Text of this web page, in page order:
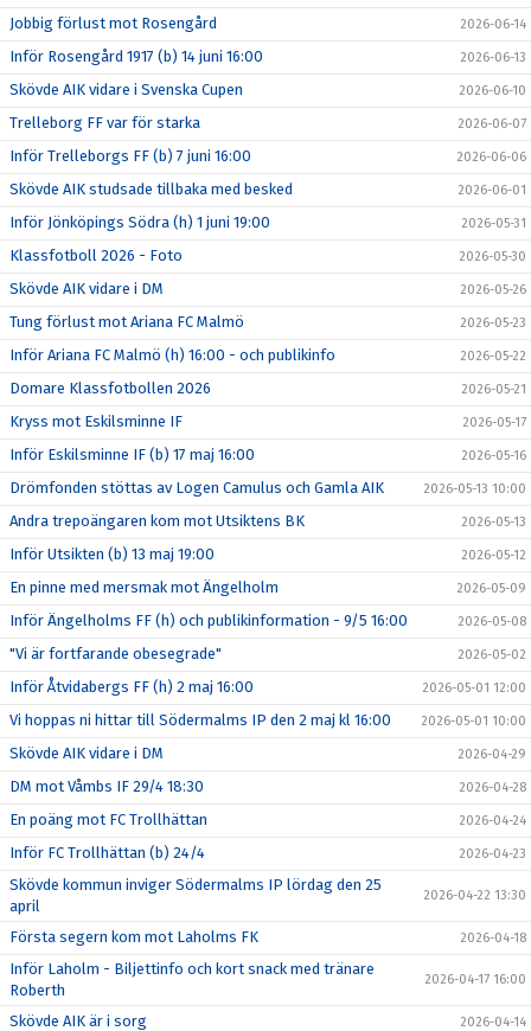
Jobbig förlust mot Rosengård 2026-06-14
Inför Rosengård 1917 (b) 14 juni 16:00 2026-06-13
Skövde AIK vidare i Svenska Cupen 2026-06-10
Trelleborg FF var för starka 2026-06-07
Inför Trelleborgs FF (b) 7 juni 16:00 2026-06-06
Skövde AIK studsade tillbaka med besked 2026-06-01
Inför Jönköpings Södra (h) 1 juni 19:00 2026-05-31
Klassfotboll 2026 - Foto 2026-05-30
Skövde AIK vidare i DM 2026-05-26
Tung förlust mot Ariana FC Malmö 2026-05-23
Inför Ariana FC Malmö (h) 16:00 - och publikinfo 2026-05-22
Domare Klassfotbollen 2026 2026-05-21
Kryss mot Eskilsminne IF 2026-05-17
Inför Eskilsminne IF (b) 17 maj 16:00 2026-05-16
Drömfonden stöttas av Logen Camulus och Gamla AIK 2026-05-13 10:00
Andra trepoängaren kom mot Utsiktens BK 2026-05-13
Inför Utsikten (b) 13 maj 19:00 2026-05-12
En pinne med mersmak mot Ängelholm 2026-05-09
Inför Ängelholms FF (h) och publikinformation - 9/5 16:00 2026-05-08
"Vi är fortfarande obesegrade" 2026-05-02
Inför Åtvidabergs FF (h) 2 maj 16:00 2026-05-01 12:00
Vi hoppas ni hittar till Södermalms IP den 2 maj kl 16:00 2026-05-01 10:00
Skövde AIK vidare i DM 2026-04-29
DM mot Våmbs IF 29/4 18:30 2026-04-28
En poäng mot FC Trollhättan 2026-04-24
Inför FC Trollhättan (b) 24/4 2026-04-23
Skövde kommun inviger Södermalms IP lördag den 25
april
2026-04-22 13:30
Första segern kom mot Laholms FK 2026-04-18
Inför Laholm - Biljettinfo och kort snack med tränare
Roberth
2026-04-17 16:00
Skövde AIK är i sorg 2026-04-14